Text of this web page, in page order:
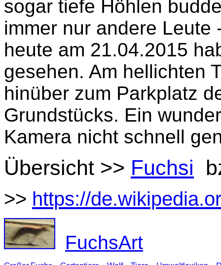
sogar tiefe Höhlen
immer nur andere Leute
heute am 21.04.2015
gesehen. Am hellichten
hinüber zum Parkplatz
Grundstücks. Ein
Kamera nicht schnell
Übersicht >> Fuchsi
>> https://
FuchsArt